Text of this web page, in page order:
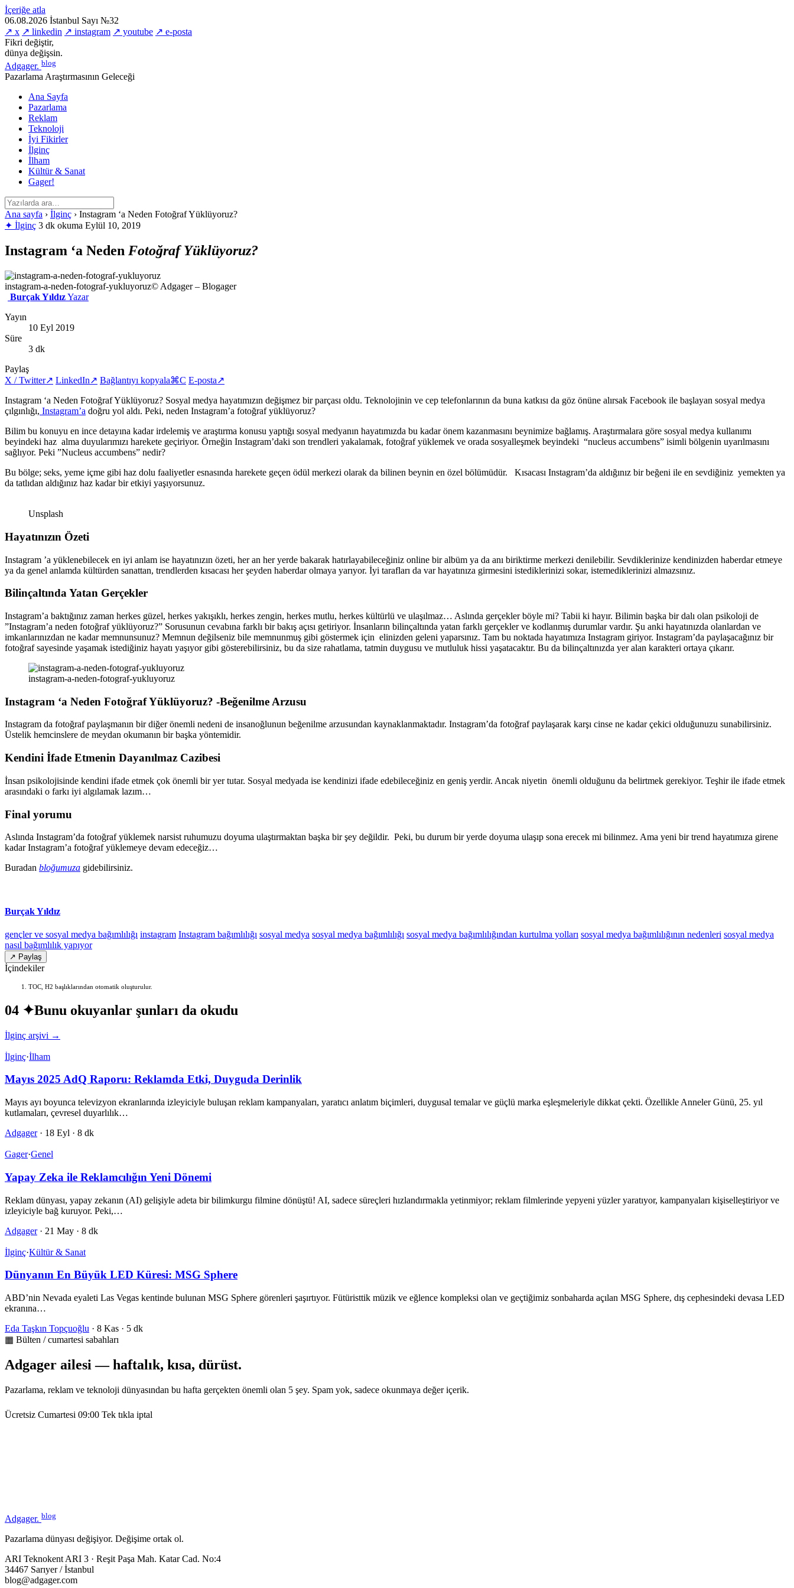
İçeriğe atla
06.08.2026 İstanbul Sayı №32
↗ x ↗ linkedin ↗ instagram ↗ youtube ↗ e-posta
Fikri değiştir,
dünya değişsin.
Adgager. blog
Pazarlama Araştırmasının Geleceği
Ana Sayfa
Pazarlama
Reklam
Teknoloji
İyi Fikirler
İlginç
İlham
Kültür & Sanat
Gager!
Ana sayfa › İlginç › Instagram ‘a Neden Fotoğraf Yüklüyoruz?
✦ İlginç 3 dk okuma Eylül 10, 2019
Instagram ‘a Neden Fotoğraf Yüklüyoruz?
instagram-a-neden-fotograf-yukluyoruz© Adgager – Blogager
Burçak YıldızYazar
Yayın
10 Eyl 2019
Süre
3 dk
Paylaş
X / Twitter↗ LinkedIn↗ Bağlantıyı kopyala⌘C E-posta↗
Instagram ‘a Neden Fotoğraf Yüklüyoruz? Sosyal medya hayatımızın değişmez bir parçası oldu. Teknolojinin ve cep telefonlarının da buna katkısı da göz önüne alırsak Facebook ile başlayan sosyal medya
çılgınlığı, Instagram’a doğru yol aldı. Peki, neden Instagram’a fotoğraf yüklüyoruz?
Bilim bu konuyu en ince detayına kadar irdelemiş ve araştırma konusu yaptığı sosyal medyanın hayatımızda bu kadar önem kazanmasını beynimize bağlamış. Araştırmalara göre sosyal medya kullanımı
beyindeki haz alma duyularımızı harekete geçiriyor. Örneğin Instagram’daki son trendleri yakalamak, fotoğraf yüklemek ve orada sosyalleşmek beyindeki “nucleus accumbens” isimli bölgenin uyarılmasını
sağlıyor. Peki ”Nucleus accumbens” nedir?
Bu bölge; seks, yeme içme gibi haz dolu faaliyetler esnasında harekete geçen ödül merkezi olarak da bilinen beynin en özel bölümüdür. Kısacası Instagram’da aldığınız bir beğeni ile en sevdiğiniz yemekten ya
da tatlıdan aldığınız haz kadar bir etkiyi yaşıyorsunuz.
Unsplash
Hayatınızın Özeti
Instagram ’a yüklenebilecek en iyi anlam ise hayatınızın özeti, her an her yerde bakarak hatırlayabileceğiniz online bir albüm ya da anı biriktirme merkezi denilebilir. Sevdiklerinize kendinizden haberdar etmeye
ya da genel anlamda kültürden sanattan, trendlerden kısacası her şeyden haberdar olmaya yarıyor. İyi tarafları da var hayatınıza girmesini istediklerinizi sokar, istemediklerinizi almazsınız.
Bilinçaltında Yatan Gerçekler
Instagram’a baktığınız zaman herkes güzel, herkes yakışıklı, herkes zengin, herkes mutlu, herkes kültürlü ve ulaşılmaz… Aslında gerçekler böyle mi? Tabii ki hayır. Bilimin başka bir dalı olan psikoloji de
”Instagram’a neden fotoğraf yüklüyoruz?” Sorusunun cevabına farklı bir bakış açısı getiriyor. İnsanların bilinçaltında yatan farklı gerçekler ve kodlanmış durumlar vardır. Şu anki hayatınızda olanlardan ve
imkanlarınızdan ne kadar memnunsunuz? Memnun değilseniz bile memnunmuş gibi göstermek için elinizden geleni yaparsınız. Tam bu noktada hayatımıza Instagram giriyor. Instagram’da paylaşacağınız bir
fotoğraf sayesinde yaşamak istediğiniz hayatı yaşıyor gibi gösterebilirsiniz, bu da size rahatlama, tatmin duygusu ve mutluluk hissi yaşatacaktır. Bu da bilinçaltınızda yer alan karakteri ortaya çıkarır.
instagram-a-neden-fotograf-yukluyoruz
Instagram ‘a Neden Fotoğraf Yüklüyoruz? -Beğenilme Arzusu
Instagram da fotoğraf paylaşmanın bir diğer önemli nedeni de insanoğlunun beğenilme arzusundan kaynaklanmaktadır. Instagram’da fotoğraf paylaşarak karşı cinse ne kadar çekici olduğunuzu sunabilirsiniz.
Üstelik hemcinslere de meydan okumanın bir başka yöntemidir.
Kendini İfade Etmenin Dayanılmaz Cazibesi
İnsan psikolojisinde kendini ifade etmek çok önemli bir yer tutar. Sosyal medyada ise kendinizi ifade edebileceğiniz en geniş yerdir. Ancak niyetin önemli olduğunu da belirtmek gerekiyor. Teşhir ile ifade etmek
arasındaki o farkı iyi algılamak lazım…
Final yorumu
Aslında Instagram’da fotoğraf yüklemek narsist ruhumuzu doyuma ulaştırmaktan başka bir şey değildir. Peki, bu durum bir yerde doyuma ulaşıp sona erecek mi bilinmez. Ama yeni bir trend hayatımıza girene
kadar Instagram’a fotoğraf yüklemeye devam edeceğiz…
Buradan bloğumuza gidebilirsiniz.
Burçak Yıldız
gençler ve sosyal medya bağımlılığı instagram Instagram bağımlılığı sosyal medya sosyal medya bağımlılığı sosyal medya bağımlılığından kurtulma yolları sosyal medya bağımlılığının nedenleri sosyal medya
nasıl bağımlılık yapıyor
↗ Paylaş
İçindekiler
TOC, H2 başlıklarından otomatik oluşturulur.
04 ✦Bunu okuyanlar şunları da okudu
İlginç arşivi →
İlginç·İlham
Mayıs 2025 AdQ Raporu: Reklamda Etki, Duyguda Derinlik
Mayıs ayı boyunca televizyon ekranlarında izleyiciyle buluşan reklam kampanyaları, yaratıcı anlatım biçimleri, duygusal temalar ve güçlü marka eşleşmeleriyle dikkat çekti. Özellikle Anneler Günü, 25. yıl
kutlamaları, çevresel duyarlılık…
Adgager · 18 Eyl · 8 dk
Gager·Genel
Yapay Zeka ile Reklamcılığın Yeni Dönemi
Reklam dünyası, yapay zekanın (AI) gelişiyle adeta bir bilimkurgu filmine dönüştü! AI, sadece süreçleri hızlandırmakla yetinmiyor; reklam filmlerinde yepyeni yüzler yaratıyor, kampanyaları kişiselleştiriyor ve
izleyiciyle bağ kuruyor. Peki,…
Adgager · 21 May · 8 dk
İlginç·Kültür & Sanat
Dünyanın En Büyük LED Küresi: MSG Sphere
ABD’nin Nevada eyaleti Las Vegas kentinde bulunan MSG Sphere görenleri şaşırtıyor. Fütüristtik müzik ve eğlence kompleksi olan ve geçtiğimiz sonbaharda açılan MSG Sphere, dış cephesindeki devasa LED
ekranına…
Eda Taşkın Topçuoğlu · 8 Kas · 5 dk
▦ Bülten / cumartesi sabahları
Adgager ailesi — haftalık, kısa, dürüst.
Pazarlama, reklam ve teknoloji dünyasından bu hafta gerçekten önemli olan 5 şey. Spam yok, sadece okunmaya değer içerik.
Ücretsiz Cumartesi 09:00 Tek tıkla iptal
Adgager. blog
Pazarlama dünyası değişiyor. Değişime ortak ol.
ARI Teknokent ARI 3 · Reşit Paşa Mah. Katar Cad. No:4
34467 Sarıyer / İstanbul
blog@adgager.com